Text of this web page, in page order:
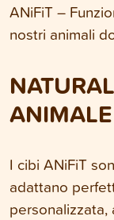
ANiFiT –
nostri animali
ANIMALE
I cibi ANiFiT
adattano